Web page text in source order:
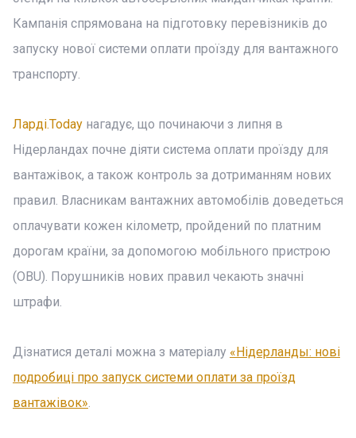
Кампанія спрямована на підготовку перевізників до
запуску нової системи оплати проїзду для вантажного
транспорту.
Ларді.Today нагадує, що починаючи з липня в
Нідерландах почне діяти система оплати проїзду для
вантажівок, а також контроль за дотриманням нових
правил. Власникам вантажних автомобілів доведеться
оплачувати кожен кілометр, пройдений по платним
дорогам країни, за допомогою мобільного пристрою
(OBU). Порушників нових правил чекають значні
штрафи.
Дізнатися деталі можна з матеріалу «Нідерланды: нові
подробиці про запуск системи оплати за проїзд
вантажівок».